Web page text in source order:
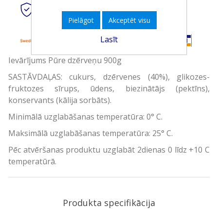
Drošitiešsaistes maksājumi
Ievārījums Pūre dzērveņu 900g
SASTĀVDAĻAS: cukurs, dzērvenes (40%), glikozes-
fruktozes sīrups, ūdens, biezinātājs (pektīns),
konservants (kālija sorbāts).
Minimālā uzglabāšanas temperatūra: 0° C.
Maksimālā uzglabāšanas temperatūra: 25° C.
Pēc atvēršanas produktu uzglabāt 2dienas 0 līdz +10 C
temperatūrā.
Produkta specifikācija
Pielāgot Akceptēt visu
Lasīt